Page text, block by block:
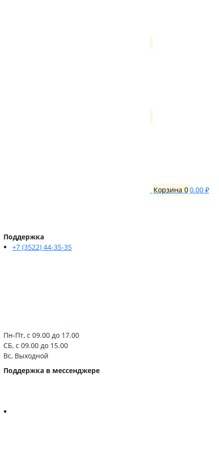
Корзина 00.00 ₽
Поддержка
+7 (3522) 44-35-35
Пн-Пт, с 09.00 до 17.00
СБ, с 09.00 до 15.00
Вс, Выходной
Поддержка в мессенджере